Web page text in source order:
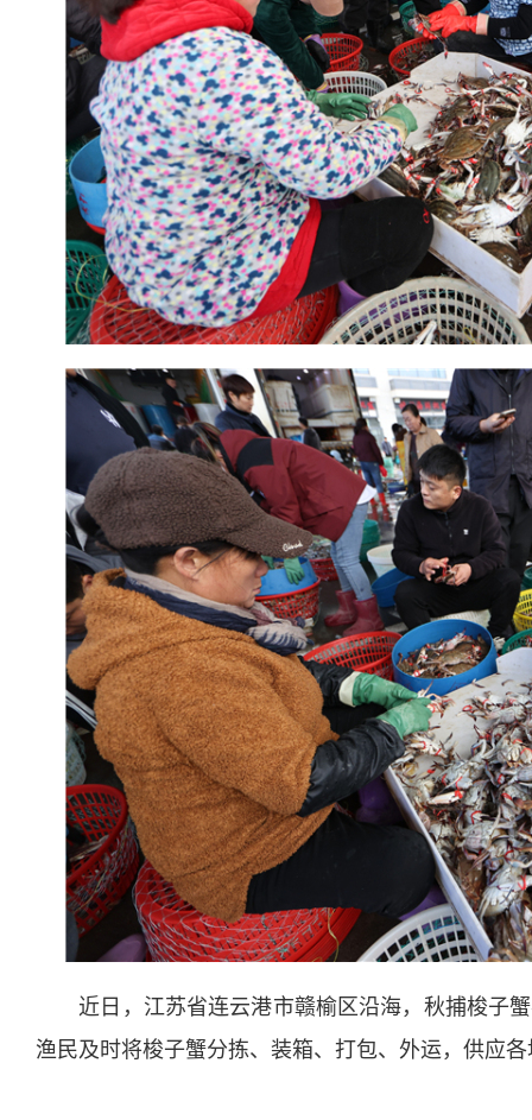
近日，江苏省连云港市赣榆区沿海，秋捕梭子蟹
渔民及时将梭子蟹分拣、装箱、打包、外运，供应